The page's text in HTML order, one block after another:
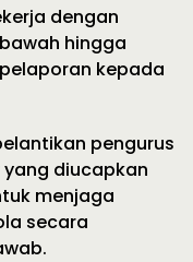
dengan
hingga
kepada
pengurus
diucapkan
menjaga
secara